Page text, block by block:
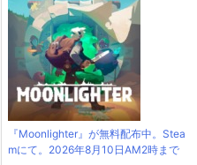
『Moonlighter』が無料配布中。Stea
mにて。2026年8月10日AM2時まで